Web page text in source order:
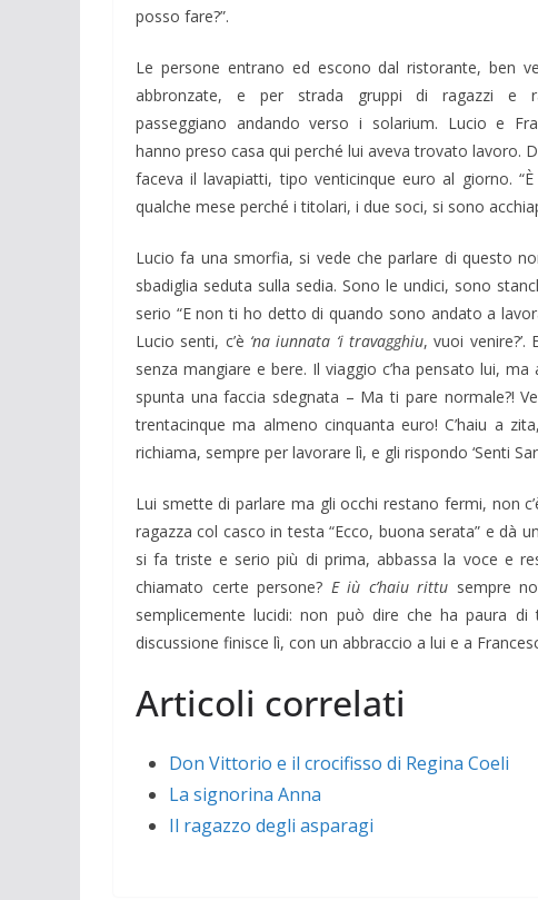
posso fare?”.
Le persone entrano ed escono dal ristorante, ben
abbronzate, e per strada gruppi di ragazzi e
passeggiano andando verso i solarium. Lucio e
hanno preso casa qui perché lui aveva trovato lavoro.
faceva il lavapiatti, tipo venticinque euro al giorno.
qualche mese perché i titolari, i due soci, si sono
Lucio fa una smorfia, si vede che parlare di questo
sbadiglia seduta sulla sedia. Sono le undici, sono
serio “E non ti ho detto di quando sono andato a
Lucio senti, c’è ‘na iunnata ‘i travagghiu, vuoi
senza mangiare e bere. Il viaggio c’ha pensato lui,
spunta una faccia sdegnata – Ma ti pare normale?!
trentacinque ma almeno cinquanta euro! C’haiu a
richiama, sempre per lavorare lì, e gli rispondo ‘Senti
Lui smette di parlare ma gli occhi restano fermi, non
ragazza col casco in testa “Ecco, buona serata” e dà
si fa triste e serio più di prima, abbassa la voce e
chiamato certe persone? E iù c’haiu rittu sempre
semplicemente lucidi: non può dire che ha paura
discussione finisce lì, con un abbraccio a lui e a
Articoli correlati
Don Vittorio e il crocifisso di Regina Coeli
La signorina Anna
Il ragazzo degli asparagi